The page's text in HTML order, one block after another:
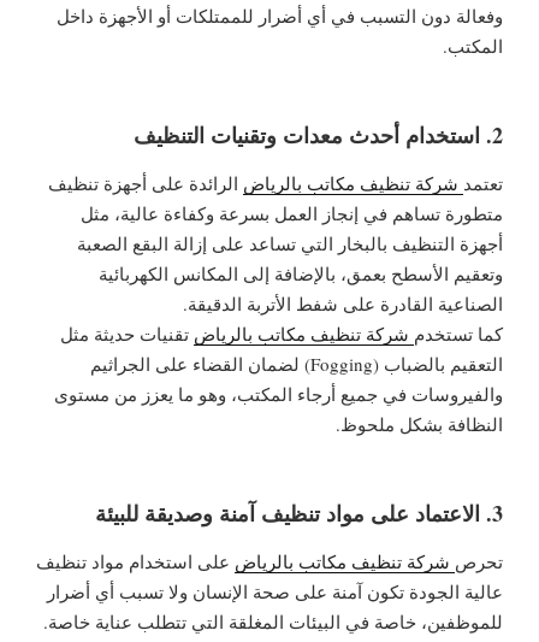
وفعالة دون التسبب في أي أضرار للممتلكات أو الأجهزة داخل
المكتب.
2. استخدام أحدث معدات وتقنيات التنظيف
تعتمد شركة تنظيف مكاتب بالرياض الرائدة على أجهزة تنظيف
متطورة تساهم في إنجاز العمل بسرعة وكفاءة عالية، مثل
أجهزة التنظيف بالبخار التي تساعد على إزالة البقع الصعبة
وتعقيم الأسطح بعمق، بالإضافة إلى المكانس الكهربائية
الصناعية القادرة على شفط الأتربة الدقيقة.
كما تستخدم شركة تنظيف مكاتب بالرياض تقنيات حديثة مثل
التعقيم بالضباب (Fogging) لضمان القضاء على الجراثيم
والفيروسات في جميع أرجاء المكتب، وهو ما يعزز من مستوى
النظافة بشكل ملحوظ.
3. الاعتماد على مواد تنظيف آمنة وصديقة للبيئة
تحرص شركة تنظيف مكاتب بالرياض على استخدام مواد تنظيف
عالية الجودة تكون آمنة على صحة الإنسان ولا تسبب أي أضرار
للموظفين، خاصة في البيئات المغلقة التي تتطلب عناية خاصة.